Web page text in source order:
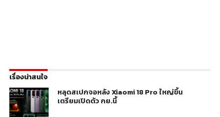
เรื่องน่าสนใจ
หลุดสเปกจอหลัง Xiaomi 18 Pro ใหญ่ขึ้น
เตรียมเปิดตัว กย.นี้